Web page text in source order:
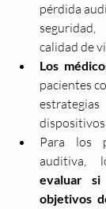
pérdida
calidad de
Los
pacientes
Para los
evaluar
objetivos